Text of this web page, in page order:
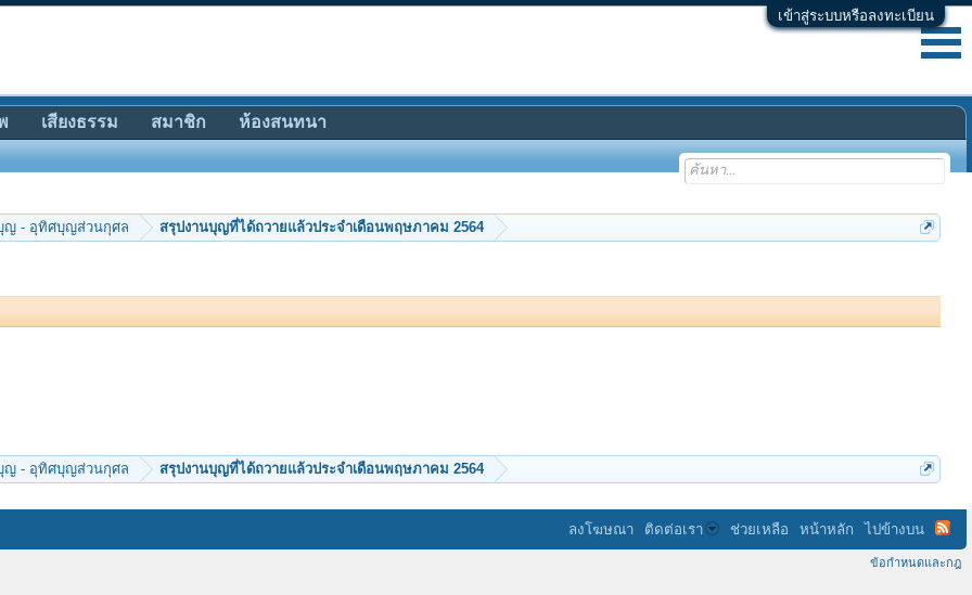
เข้าสู่ระบบหรือลงทะเบียน
ญ - อุทิศบุญส่วนกุศล สรุปงานบุญที่ได้ถวายแล้วประจำเดือนพฤษภาคม 2564
ญ - อุทิศบุญส่วนกุศล สรุปงานบุญที่ได้ถวายแล้วประจำเดือนพฤษภาคม 2564
เสียงธรรม สมาชิก ห้องสนทนา
ลงโฆษณา ติดต่อเรา ช่วยเหลือ หน้าหลัก ไปข้างบน
ข้อกำหนดและกฎ